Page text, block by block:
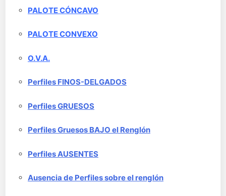
PALOTE CÓNCAVO
PALOTE CONVEXO
O.V.A.
Perfiles FINOS-DELGADOS
Perfiles GRUESOS
Perfiles Gruesos BAJO el Renglón
Perfiles AUSENTES
Ausencia de Perfiles sobre el renglón